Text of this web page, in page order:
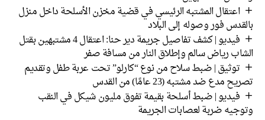
اعتقال المشتبه الرئيسي في قضية مخزن الأسلحة داخل منزل
بالقدس فور وصوله إلى البلاد
فيديو | كشف تفاصيل جريمة دير حنا: اعتقال 4 مشتبهين بقتل
الشاب رياض سالم وإطلاق النار من مسافة صفر
توثيق | ضبط سلاح من نوع “كارلو” تحت عربة طفل وتقديم
تصريح مدع ضد مشتبه (23 عامًا) من القدس
فيديو | ضبط أسلحة بقيمة تفوق مليون شيكل في النقب
وتوجيه ضربة لعصابات الجريمة